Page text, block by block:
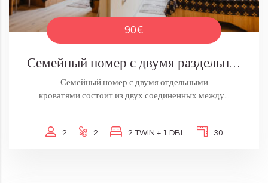
90€
Семейный номер с двумя раздельными кроватями
Семейный номер с двумя отдельными
кроватями состоит из двух соединенных между...
2 2 2 TWIN + 1 DBL 30